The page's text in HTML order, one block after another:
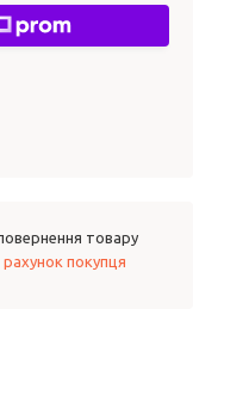
товару
рахунок покупця